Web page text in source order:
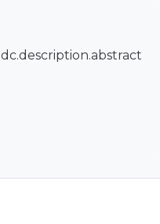
dc.description.abstract